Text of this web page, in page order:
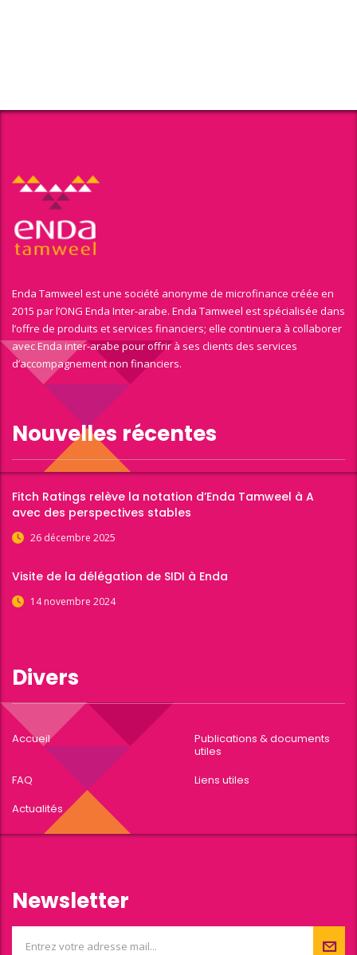
Enda Tamweel est une société anonyme de microfinance créée en
2015 par l’ONG Enda Inter-arabe. Enda Tamweel est spécialisée dans
l’offre de produits et services financiers; elle continuera à collaborer
avec Enda inter-arabe pour offrir à ses clients des services
d’accompagnement non financiers.
Nouvelles récentes
Fitch Ratings relève la notation d’Enda Tamweel à A
avec des perspectives stables
26 décembre 2025
Visite de la délégation de SIDI à Enda
14 novembre 2024
Divers
Accueil
Publications & documents
utiles
FAQ
Liens utiles
Actualités
Newsletter